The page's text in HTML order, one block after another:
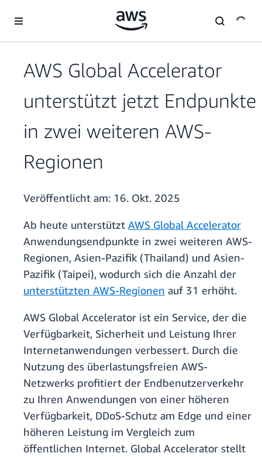
Überspringen zum Hauptinhalt
AWS Global Accelerator
unterstützt jetzt Endpunkte
in zwei weiteren AWS-
Regionen
Veröffentlicht am: 16. Okt. 2025
Ab heute unterstützt AWS Global Accelerator
Anwendungsendpunkte in zwei weiteren AWS-
Regionen, Asien-Pazifik (Thailand) und Asien-
Pazifik (Taipei), wodurch sich die Anzahl der
unterstützten AWS-Regionen auf 31 erhöht.
AWS Global Accelerator ist ein Service, der die
Verfügbarkeit, Sicherheit und Leistung Ihrer
Internetanwendungen verbessert. Durch die
Nutzung des überlastungsfreien AWS-
Netzwerks profitiert der Endbenutzerverkehr
zu Ihren Anwendungen von einer höheren
Verfügbarkeit, DDoS-Schutz am Edge und einer
höheren Leistung im Vergleich zum
öffentlichen Internet. Global Accelerator stellt